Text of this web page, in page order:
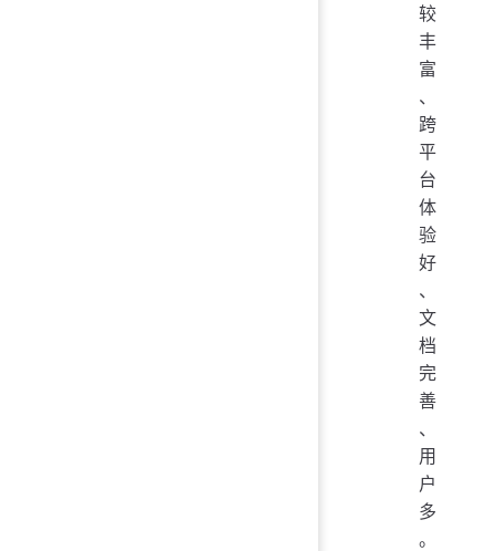
较
丰
富
、
跨
平
台
体
验
好
、
文
档
完
善
、
用
户
多
。